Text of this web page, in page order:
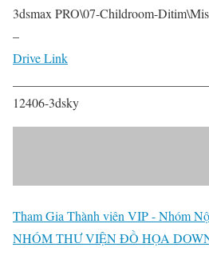
3dsmax PRO\07-Childroom-
–
Drive Link
12406-3dsky
Tham Gia Thành viên VIP - Nhóm
NHÓM THƯ VIỆN ĐỒ HỌA